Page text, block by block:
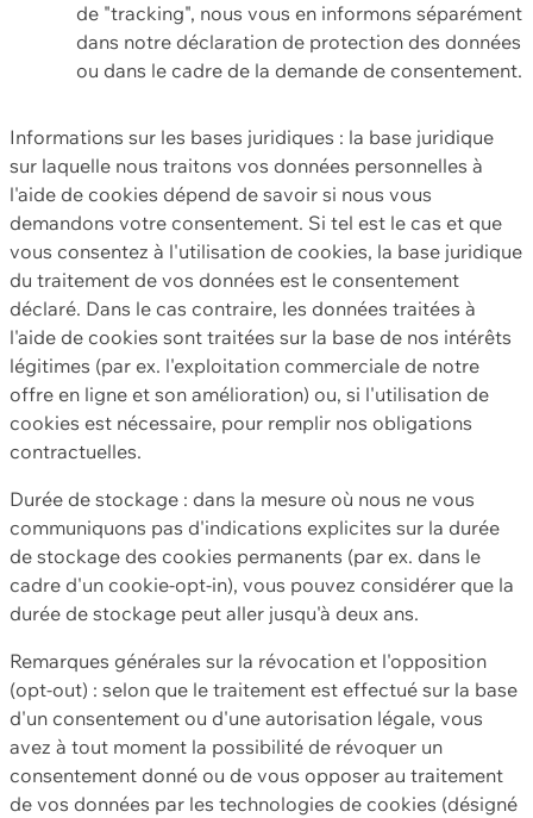
de "tracking", nous vous en informons séparément
dans notre déclaration de protection des données
ou dans le cadre de la demande de consentement.
Informations sur les bases juridiques : la base juridique
sur laquelle nous traitons vos données personnelles à
l'aide de cookies dépend de savoir si nous vous
demandons votre consentement. Si tel est le cas et que
vous consentez à l'utilisation de cookies, la base juridique
du traitement de vos données est le consentement
déclaré. Dans le cas contraire, les données traitées à
l'aide de cookies sont traitées sur la base de nos intérêts
légitimes (par ex. l'exploitation commerciale de notre
offre en ligne et son amélioration) ou, si l'utilisation de
cookies est nécessaire, pour remplir nos obligations
contractuelles.
Durée de stockage : dans la mesure où nous ne vous
communiquons pas d'indications explicites sur la durée
de stockage des cookies permanents (par ex. dans le
cadre d'un cookie-opt-in), vous pouvez considérer que la
durée de stockage peut aller jusqu'à deux ans.
Remarques générales sur la révocation et l'opposition
(opt-out) : selon que le traitement est effectué sur la base
d'un consentement ou d'une autorisation légale, vous
avez à tout moment la possibilité de révoquer un
consentement donné ou de vous opposer au traitement
de vos données par les technologies de cookies (désigné